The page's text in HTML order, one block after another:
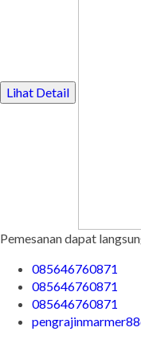
Pemesanan dapat
085646760871
085646760871
085646760871